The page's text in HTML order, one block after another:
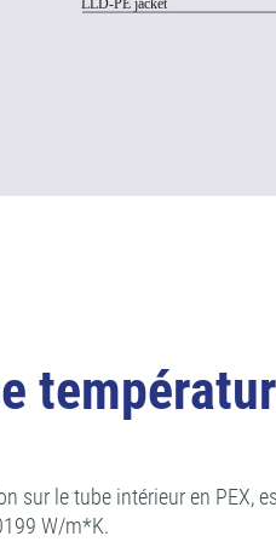
sur le tube intérieur en PEX,
W/m*K.